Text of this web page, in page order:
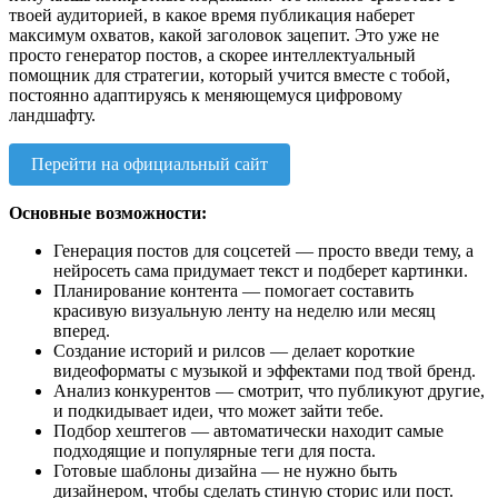
твоей аудиторией, в какое время публикация наберет
максимум охватов, какой заголовок зацепит. Это уже не
просто генератор постов, а скорее интеллектуальный
помощник для стратегии, который учится вместе с тобой,
постоянно адаптируясь к меняющемуся цифровому
ландшафту.
Перейти на официальный сайт
Основные возможности:
Генерация постов для соцсетей — просто введи тему, а
нейросеть сама придумает текст и подберет картинки.
Планирование контента — помогает составить
красивую визуальную ленту на неделю или месяц
вперед.
Создание историй и рилсов — делает короткие
видеоформаты с музыкой и эффектами под твой бренд.
Анализ конкурентов — смотрит, что публикуют другие,
и подкидывает идеи, что может зайти тебе.
Подбор хештегов — автоматически находит самые
подходящие и популярные теги для поста.
Готовые шаблоны дизайна — не нужно быть
дизайнером, чтобы сделать стиную сторис или пост.